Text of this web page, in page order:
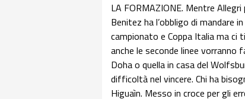
LA FORMAZIONE. Mentre
Benitez ha l’obbligo di mandare
campionato e Coppa Italia ma ci
anche le seconde linee
Doha o quella in casa del
difficoltà nel vincere. Chi ha
Higuaìn. Messo in croce per gli